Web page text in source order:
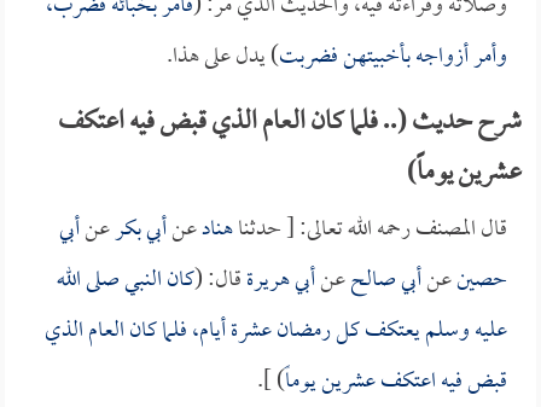
وأمر أزواجه بأخبيتهن فضربت) يدل على هذا.
شرح حديث (.. فلما كان العام الذي قبض فيه اعتكف
عشرين يوماً)
قال المصنف رحمه الله تعالى: [ حدثناهنادعنأبي بكرعنأبي
حصينعنأبي صالحعنأبي هريرةقال: (كان النبي صلى الله
عليه وسلم يعتكف كل رمضان عشرة أيام، فلما كان العام الذي
قبض فيه اعتكف عشرين يوماً) ].